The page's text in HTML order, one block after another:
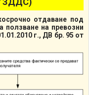
отдаване под
ползване на превозни
г., ДВ бр. 95 от